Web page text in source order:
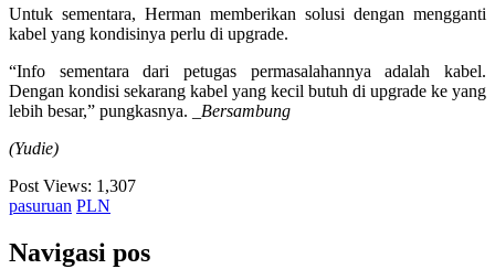
Untuk sementara, Herman memberikan solusi dengan mengganti
kabel yang kondisinya perlu di upgrade.
“Info sementara dari petugas permasalahannya adalah kabel.
Dengan kondisi sekarang kabel yang kecil butuh di upgrade ke yang
lebih besar,” pungkasnya.
_Bersambung
(Yudie)
Post Views: 1,307
pasuruan PLN
Navigasi pos